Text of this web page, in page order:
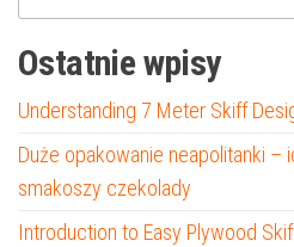
Ostatnie wpisy
Understanding 7 Meter Skiff
Duże opakowanie neapolitanki –
smakoszy czekolady
Introduction to Easy Plywood